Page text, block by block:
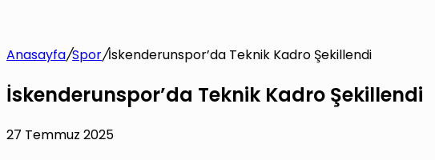
Anasayfa/Spor/İskenderunspor’da Teknik Kadro Şekillendi
İskenderunspor’da Teknik Kadro Şekillendi
27 Temmuz 2025